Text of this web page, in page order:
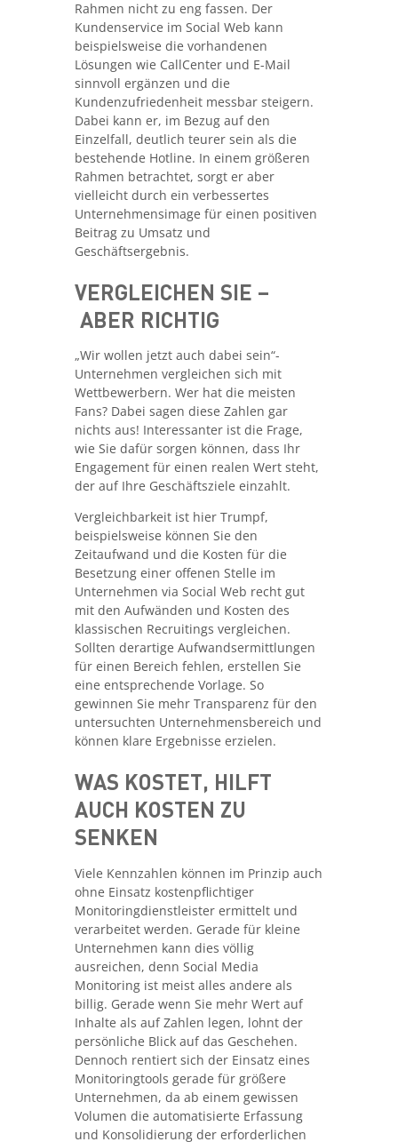
Rahmen nicht zu eng fassen. Der
Kundenservice im Social Web kann
beispielsweise die vorhandenen
Lösungen wie CallCenter und E-Mail
sinnvoll ergänzen und die
Kundenzufriedenheit messbar steigern.
Dabei kann er, im Bezug auf den
Einzelfall, deutlich teurer sein als die
bestehende Hotline. In einem größeren
Rahmen betrachtet, sorgt er aber
vielleicht durch ein verbessertes
Unternehmensimage für einen positiven
Beitrag zu Umsatz und
Geschäftsergebnis.
VERGLEICHEN SIE –
ABER RICHTIG
„Wir wollen jetzt auch dabei sein“-
Unternehmen vergleichen sich mit
Wettbewerbern. Wer hat die meisten
Fans? Dabei sagen diese Zahlen gar
nichts aus! Interessanter ist die Frage,
wie Sie dafür sorgen können, dass Ihr
Engagement für einen realen Wert steht,
der auf Ihre Geschäftsziele einzahlt.
Vergleichbarkeit ist hier Trumpf,
beispielsweise können Sie den
Zeitaufwand und die Kosten für die
Besetzung einer offenen Stelle im
Unternehmen via Social Web recht gut
mit den Aufwänden und Kosten des
klassischen Recruitings vergleichen.
Sollten derartige Aufwandsermittlungen
für einen Bereich fehlen, erstellen Sie
eine entsprechende Vorlage. So
gewinnen Sie mehr Transparenz für den
untersuchten Unternehmensbereich und
können klare Ergebnisse erzielen.
WAS KOSTET, HILFT
AUCH KOSTEN ZU
SENKEN
Viele Kennzahlen können im Prinzip auch
ohne Einsatz kostenpflichtiger
Monitoringdienstleister ermittelt und
verarbeitet werden. Gerade für kleine
Unternehmen kann dies völlig
ausreichen, denn Social Media
Monitoring ist meist alles andere als
billig. Gerade wenn Sie mehr Wert auf
Inhalte als auf Zahlen legen, lohnt der
persönliche Blick auf das Geschehen.
Dennoch rentiert sich der Einsatz eines
Monitoringtools gerade für größere
Unternehmen, da ab einem gewissen
Volumen die automatisierte Erfassung
und Konsolidierung der erforderlichen